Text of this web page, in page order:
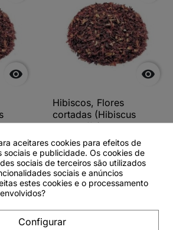
 
Hibiscos, Flores
cortadas (Hibiscus
sabdariffa) - 500grs
Ver detalhes
aceitares cookies para efeitos de
sociais e publicidade. Os cookies de
sociais de terceiros são utilizados
sociais e anúncios
estes cookies e o processamento
Configurar